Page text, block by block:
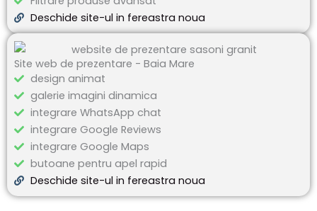
Deschide site-ul in fereastra noua
Site web de prezentare - Baia Mare
design animat
galerie imagini dinamica
integrare WhatsApp chat
integrare Google Reviews
integrare Google Maps
butoane pentru apel rapid
Deschide site-ul in fereastra noua